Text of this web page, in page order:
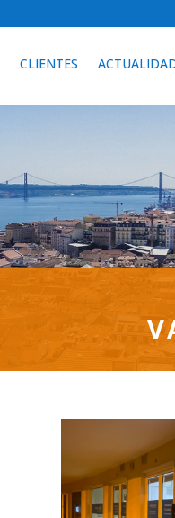
CLIENTES